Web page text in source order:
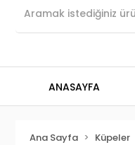
ANASAYFA
Ana Sayfa Küpeler